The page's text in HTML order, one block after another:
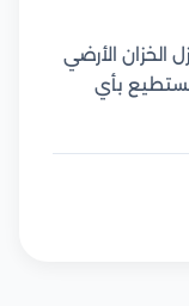
الخزان الأرضي
نستطيع بأي